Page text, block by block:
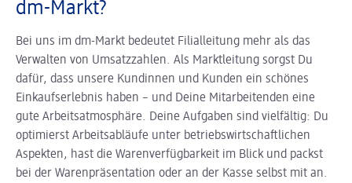
dm-Markt?
Bei uns im dm-Markt bedeutet Filialleitung mehr als das
Verwalten von Umsatzzahlen. Als Marktleitung sorgst Du
dafür, dass unsere Kundinnen und Kunden ein schönes
Einkaufserlebnis haben – und Deine Mitarbeitenden eine
gute Arbeitsatmosphäre. Deine Aufgaben sind vielfältig: Du
optimierst Arbeitsabläufe unter betriebswirtschaftlichen
Aspekten, hast die Warenverfügbarkeit im Blick und packst
bei der Warenpräsentation oder an der Kasse selbst mit an.